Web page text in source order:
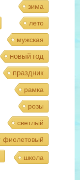
зима
лето
мужская
новый год
праздник
рамка
розы
светлый
фиолетовый
школа